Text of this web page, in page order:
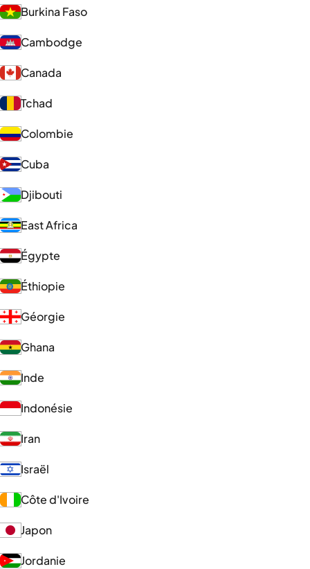
Burkina Faso
Cambodge
Canada
Tchad
Colombie
Cuba
Djibouti
East Africa
Égypte
Éthiopie
Géorgie
Ghana
Inde
Indonésie
Iran
Israël
Côte d'Ivoire
Japon
Jordanie